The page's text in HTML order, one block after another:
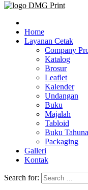
Jasa Cetak Online DMG
Home
Layanan Cetak
Company
Katalog
Brosur
Leaflet
Kalender
Undangan
Buku
Majalah
Tabloid
Buku
Packaging
Galleri
Kontak
Search for: